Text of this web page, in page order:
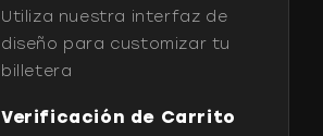
Utiliza nuestra interfaz de
diseño para customizar tu
billetera
Verificación de Carrito